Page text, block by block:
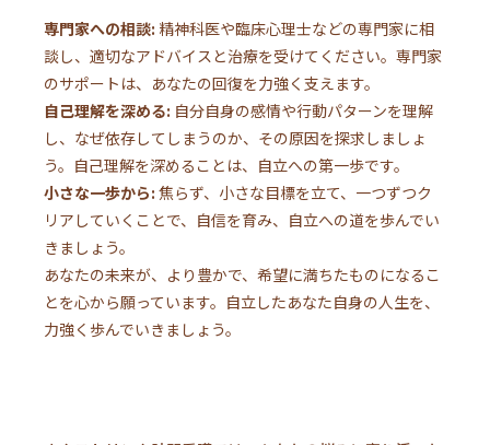
専門家への相談: 精神科医や臨床心理士などの専門家に相
談し、適切なアドバイスと治療を受けてください。専門家
のサポートは、あなたの回復を力強く支えます。
自己理解を深める: 自分自身の感情や行動パターンを理解
し、なぜ依存してしまうのか、その原因を探求しましょ
う。自己理解を深めることは、自立への第一歩です。
小さな一歩から: 焦らず、小さな目標を立て、一つずつク
リアしていくことで、自信を育み、自立への道を歩んでい
きましょう。
あなたの未来が、より豊かで、希望に満ちたものになるこ
とを心から願っています。自立したあなた自身の人生を、
力強く歩んでいきましょう。